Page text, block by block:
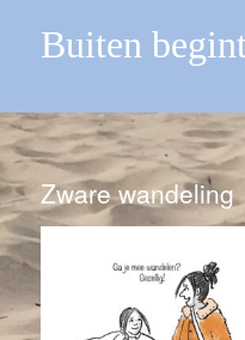
Buiten
Zware wandeling